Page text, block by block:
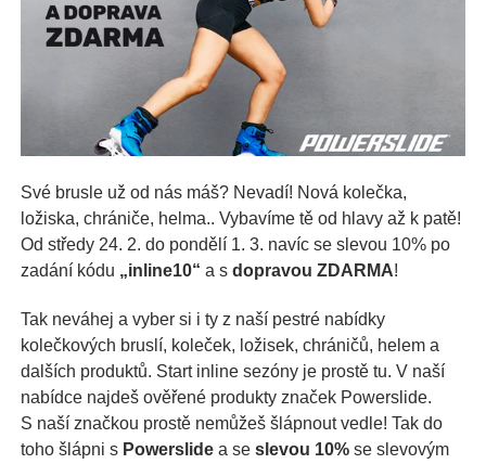
Své brusle už od nás máš? Nevadí! Nová kolečka,
ložiska, chrániče, helma.. Vybavíme tě od hlavy až k patě!
Od středy 24. 2. do pondělí 1. 3. navíc se slevou 10% po
zadání kódu „inline10“ a s dopravou ZDARMA!
Tak neváhej a vyber si i ty z naší pestré nabídky
kolečkových bruslí, koleček, ložisek, chráničů, helem a
dalších produktů. Start inline sezóny je prostě tu. V naší
nabídce najdeš ověřené produkty značek Powerslide.
S naší značkou prostě nemůžeš šlápnout vedle! Tak do
toho šlápni s Powerslide a se slevou 10% se slevovým